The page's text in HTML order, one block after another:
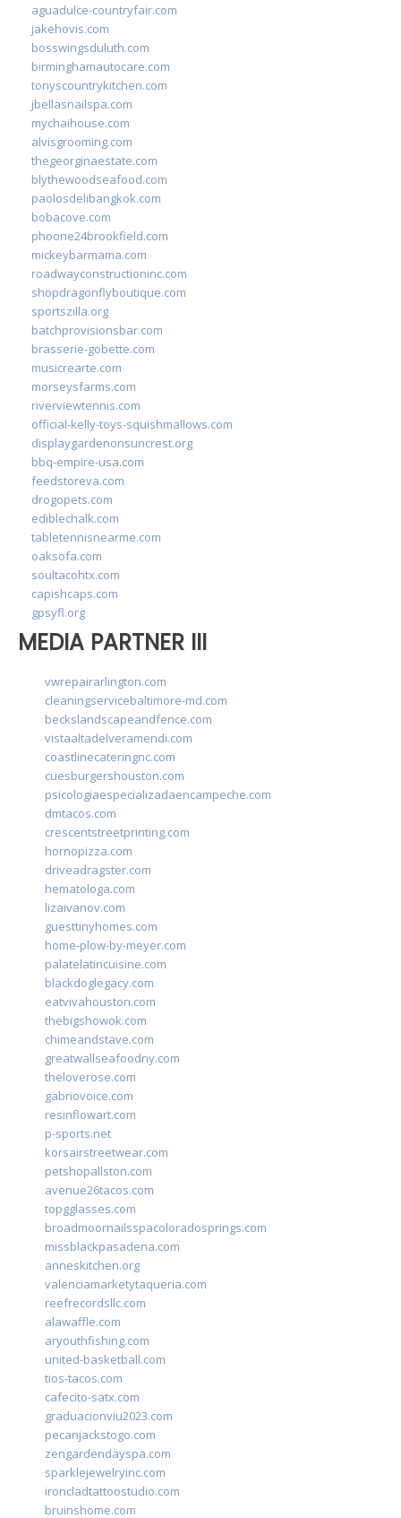
aguadulce-countryfair.com
jakehovis.com
bosswingsduluth.com
birminghamautocare.com
tonyscountrykitchen.com
jbellasnailspa.com
mychaihouse.com
alvisgrooming.com
thegeorginaestate.com
blythewoodseafood.com
paolosdelibangkok.com
bobacove.com
phoone24brookfield.com
mickeybarmama.com
roadwayconstructioninc.com
shopdragonflyboutique.com
sportszilla.org
batchprovisionsbar.com
brasserie-gobette.com
musicrearte.com
morseysfarms.com
riverviewtennis.com
official-kelly-toys-squishmallows.com
displaygardenonsuncrest.org
bbq-empire-usa.com
feedstoreva.com
drogopets.com
ediblechalk.com
tabletennisnearme.com
oaksofa.com
soultacohtx.com
capishcaps.com
gpsyfl.org
MEDIA PARTNER III
vwrepairarlington.com
cleaningservicebaltimore-md.com
beckslandscapeandfence.com
vistaaltadelveramendi.com
coastlinecateringnc.com
cuesburgershouston.com
psicologiaespecializadaencampeche.com
dmtacos.com
crescentstreetprinting.com
hornopizza.com
driveadragster.com
hematologa.com
lizaivanov.com
guesttinyhomes.com
home-plow-by-meyer.com
palatelatincuisine.com
blackdoglegacy.com
eatvivahouston.com
thebigshowok.com
chimeandstave.com
greatwallseafoodny.com
theloverose.com
gabriovoice.com
resinflowart.com
p-sports.net
korsairstreetwear.com
petshopallston.com
avenue26tacos.com
topgglasses.com
broadmoornailsspacoloradosprings.com
missblackpasadena.com
anneskitchen.org
valenciamarketytaqueria.com
reefrecordsllc.com
alawaffle.com
aryouthfishing.com
united-basketball.com
tios-tacos.com
cafecito-satx.com
graduacionviu2023.com
pecanjackstogo.com
zengardendayspa.com
sparklejewelryinc.com
ironcladtattoostudio.com
bruinshome.com